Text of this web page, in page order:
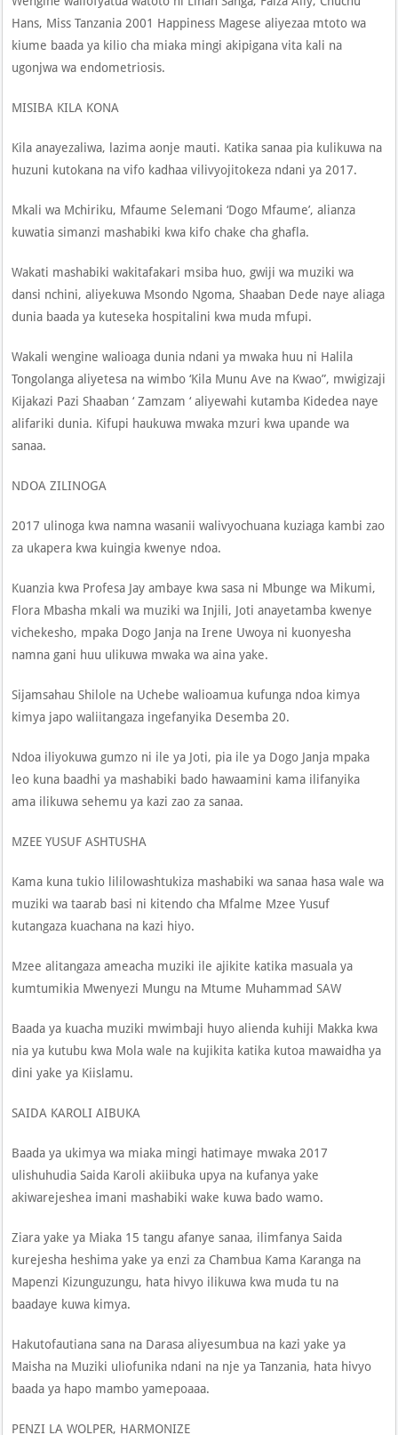
Hans, Miss Tanzania 2001 Happiness Magese aliyezaa mtoto wa
kiume baada ya kilio cha miaka mingi akipigana vita kali na
ugonjwa wa endometriosis.
MISIBA KILA KONA
Kila anayezaliwa, lazima aonje mauti. Katika sanaa pia kulikuwa na
huzuni kutokana na vifo kadhaa vilivyojitokeza ndani ya 2017.
Mkali wa Mchiriku, Mfaume Selemani ‘Dogo Mfaume’, alianza
kuwatia simanzi mashabiki kwa kifo chake cha ghafla.
Wakati mashabiki wakitafakari msiba huo, gwiji wa muziki wa
dansi nchini, aliyekuwa Msondo Ngoma, Shaaban Dede naye aliaga
dunia baada ya kuteseka hospitalini kwa muda mfupi.
Wakali wengine walioaga dunia ndani ya mwaka huu ni Halila
Tongolanga aliyetesa na wimbo ‘Kila Munu Ave na Kwao”, mwigizaji
Kijakazi Pazi Shaaban ‘ Zamzam ‘ aliyewahi kutamba Kidedea naye
alifariki dunia. Kifupi haukuwa mwaka mzuri kwa upande wa
sanaa.
NDOA ZILINOGA
2017 ulinoga kwa namna wasanii walivyochuana kuziaga kambi zao
za ukapera kwa kuingia kwenye ndoa.
Kuanzia kwa Profesa Jay ambaye kwa sasa ni Mbunge wa Mikumi,
Flora Mbasha mkali wa muziki wa Injili, Joti anayetamba kwenye
vichekesho, mpaka Dogo Janja na Irene Uwoya ni kuonyesha
namna gani huu ulikuwa mwaka wa aina yake.
Sijamsahau Shilole na Uchebe walioamua kufunga ndoa kimya
kimya japo waliitangaza ingefanyika Desemba 20.
Ndoa iliyokuwa gumzo ni ile ya Joti, pia ile ya Dogo Janja mpaka
leo kuna baadhi ya mashabiki bado hawaamini kama ilifanyika
ama ilikuwa sehemu ya kazi zao za sanaa.
MZEE YUSUF ASHTUSHA
Kama kuna tukio lililowashtukiza mashabiki wa sanaa hasa wale wa
muziki wa taarab basi ni kitendo cha Mfalme Mzee Yusuf
kutangaza kuachana na kazi hiyo.
Mzee alitangaza ameacha muziki ile ajikite katika masuala ya
kumtumikia Mwenyezi Mungu na Mtume Muhammad SAW
Baada ya kuacha muziki mwimbaji huyo alienda kuhiji Makka kwa
nia ya kutubu kwa Mola wale na kujikita katika kutoa mawaidha ya
dini yake ya Kiislamu.
SAIDA KAROLI AIBUKA
Baada ya ukimya wa miaka mingi hatimaye mwaka 2017
ulishuhudia Saida Karoli akiibuka upya na kufanya yake
akiwarejeshea imani mashabiki wake kuwa bado wamo.
Ziara yake ya Miaka 15 tangu afanye sanaa, ilimfanya Saida
kurejesha heshima yake ya enzi za Chambua Kama Karanga na
Mapenzi Kizunguzungu, hata hivyo ilikuwa kwa muda tu na
baadaye kuwa kimya.
Hakutofautiana sana na Darasa aliyesumbua na kazi yake ya
Maisha na Muziki uliofunika ndani na nje ya Tanzania, hata hivyo
baada ya hapo mambo yamepoaaa.
PENZI LA WOLPER, HARMONIZE